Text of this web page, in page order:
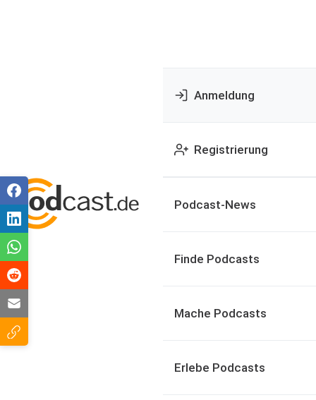
Anmeldung
Registrierung
Podcast-News
Finde Podcasts
Mache Podcasts
Erlebe Podcasts